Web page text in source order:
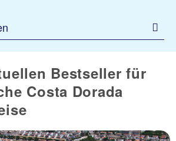
Bestseller für
Costa Dorada